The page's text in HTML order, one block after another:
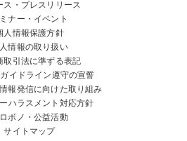
ス・プレスリリース
ナー・イベント
人情報保護方針
情報の取り扱い
取引法に準ずる表記
イドライン遵守の宣誓
報発信に向けた取り組み
ハラスメント対応方針
ボノ・公益活動
サイトマップ